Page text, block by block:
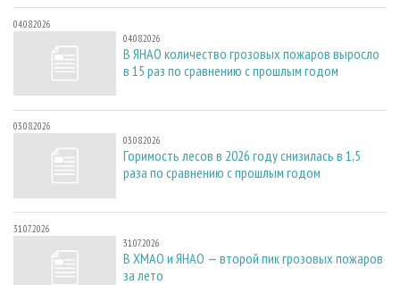
04.08.2026
04.08.2026
В ЯНАО количество грозовых пожаров выросло
в 15 раз по сравнению с прошлым годом
03.08.2026
03.08.2026
Горимость лесов в 2026 году снизилась в 1,5
раза по сравнению с прошлым годом
31.07.2026
31.07.2026
В ХМАО и ЯНАО — второй пик грозовых пожаров
за лето